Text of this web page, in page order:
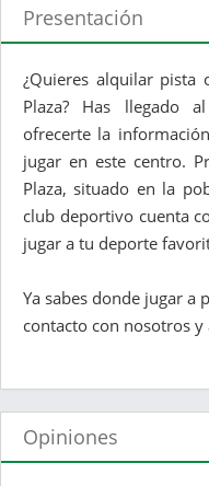
Presentación
¿Quieres alquilar pista
Plaza? Has llegado
ofrecerte la
jugar en este centro.
Plaza, situado en la
club deportivo cuenta
jugar a tu deporte
Ya sabes donde jugar a
contacto con nosotros
Opiniones